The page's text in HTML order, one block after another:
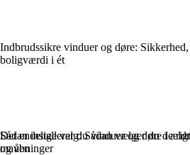
Indbrudssikre vinduer og døre:
boligværdi i ét
Sådan installerer du vinduer og døre i
og åbninger
Det endelige valg: Sådan vælger du de
maven